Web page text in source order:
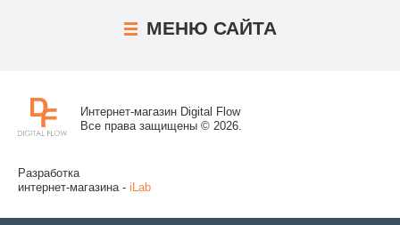
МЕНЮ САЙТА
Интернет-магазин Digital Flow
Все права защищены © 2026.
Разработка
интернет-магазина - iLab